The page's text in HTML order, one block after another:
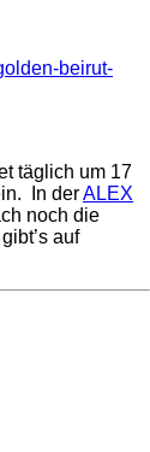
beirut-
täglich um 17
In derALEX
noch die
auf